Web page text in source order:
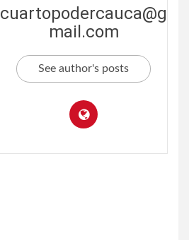
cuartopodercauca@g
mail.com
See author's posts